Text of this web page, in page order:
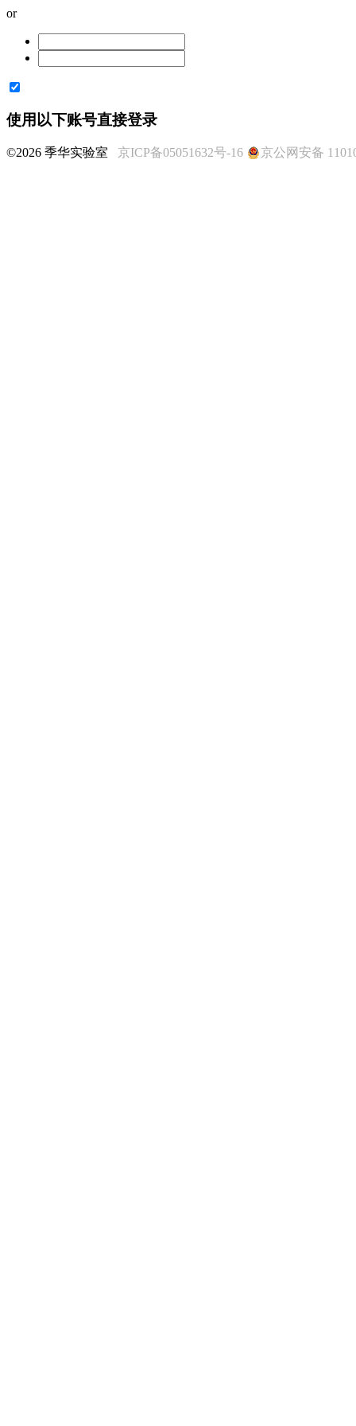
or
使用以下账号直接登录
©2026 季华实验室 京ICP备05051632号-16 京公网安备